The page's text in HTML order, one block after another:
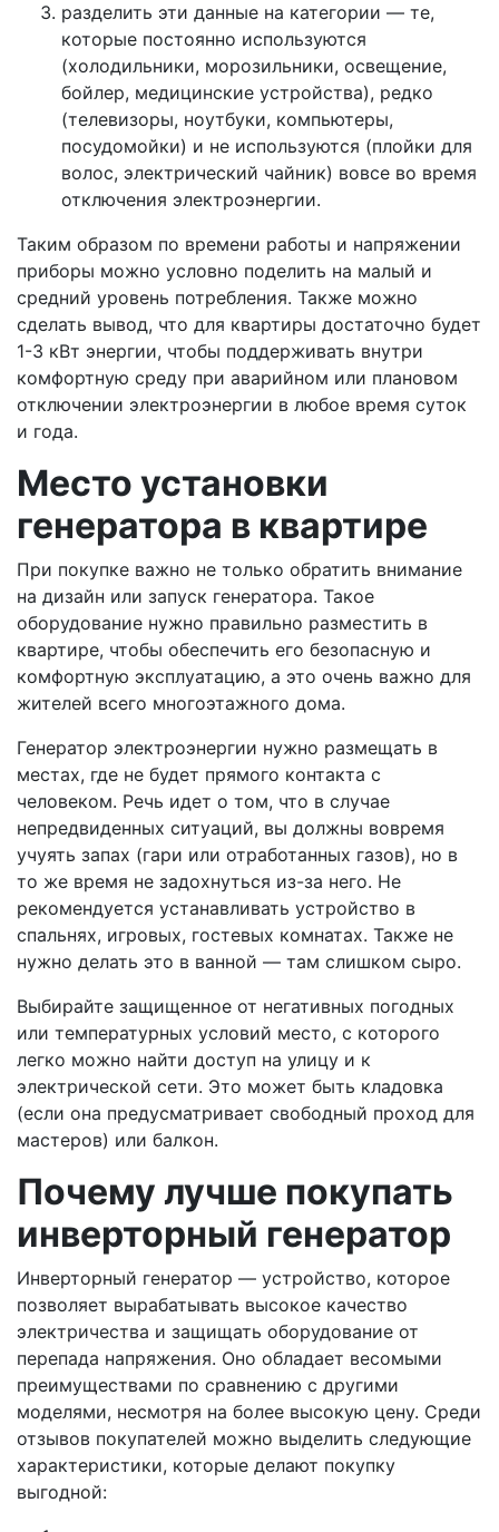
разделить эти данные на категории — те,
которые постоянно используются
(холодильники, морозильники, освещение,
бойлер, медицинские устройства), редко
(телевизоры, ноутбуки, компьютеры,
посудомойки) и не используются (плойки для
волос, электрический чайник) вовсе во время
отключения электроэнергии.
Таким образом по времени работы и напряжении
приборы можно условно поделить на малый и
средний уровень потребления. Также можно
сделать вывод, что для квартиры достаточно будет
1-3 кВт энергии, чтобы поддерживать внутри
комфортную среду при аварийном или плановом
отключении электроэнергии в любое время суток
и года.
Место установки
генератора в квартире
При покупке важно не только обратить внимание
на дизайн или запуск генератора. Такое
оборудование нужно правильно разместить в
квартире, чтобы обеспечить его безопасную и
комфортную эксплуатацию, а это очень важно для
жителей всего многоэтажного дома.
Генератор электроэнергии нужно размещать в
местах, где не будет прямого контакта с
человеком. Речь идет о том, что в случае
непредвиденных ситуаций, вы должны вовремя
учуять запах (гари или отработанных газов), но в
то же время не задохнуться из-за него. Не
рекомендуется устанавливать устройство в
спальнях, игровых, гостевых комнатах. Также не
нужно делать это в ванной — там слишком сыро.
Выбирайте защищенное от негативных погодных
или температурных условий место, с которого
легко можно найти доступ на улицу и к
электрической сети. Это может быть кладовка
(если она предусматривает свободный проход для
мастеров) или балкон.
Почему лучше покупать
инверторный генератор
Инверторный генератор — устройство, которое
позволяет вырабатывать высокое качество
электричества и защищать оборудование от
перепада напряжения. Оно обладает весомыми
преимуществами по сравнению с другими
моделями, несмотря на более высокую цену. Среди
отзывов покупателей можно выделить следующие
характеристики, которые делают покупку
выгодной: